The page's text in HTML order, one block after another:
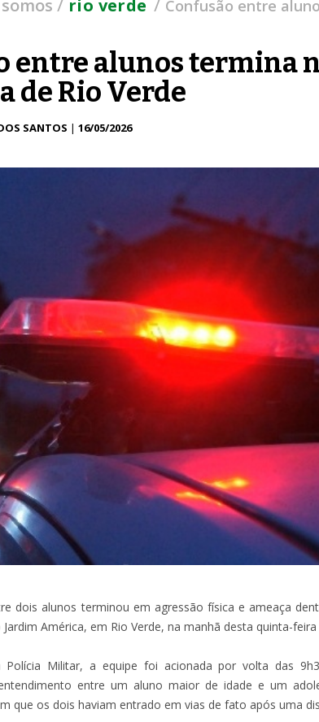
rio verde Confusão entre
entre alunos termina
de Rio Verde
SANTOS | 16/05/2026
dois alunos terminou em agressão física e ameaça
América, em Rio Verde, na manhã desta quinta-feira
Militar, a equipe foi acionada por volta das
entre um aluno maior de idade e um
que os dois haviam entrado em vias de fato após uma